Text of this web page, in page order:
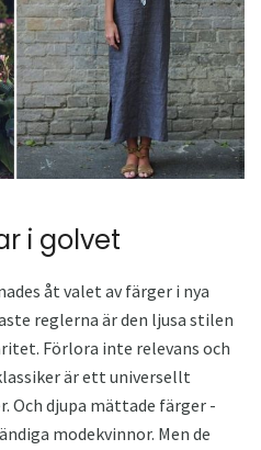
i golvet
åt valet av färger i nya
reglerna är den ljusa stilen
Förlora inte relevans och
är ett universellt
djupa mättade färger -
modekvinnor. Men de